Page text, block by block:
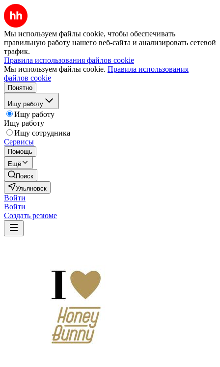
Мы используем файлы cookie, чтобы обеспечивать
правильную работу нашего веб-сайта и анализировать сетевой
трафик.
Правила использования файлов cookie
Мы используем файлы cookie. Правила использования
файлов cookie
Понятно
Ищу работу
Ищу работу
Ищу работу
Ищу сотрудника
Сервисы
Помощь
Ещё
Поиск
Ульяновск
Войти
Войти
Создать резюме